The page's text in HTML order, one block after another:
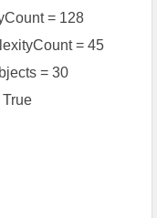
= 128
= 45
= 30